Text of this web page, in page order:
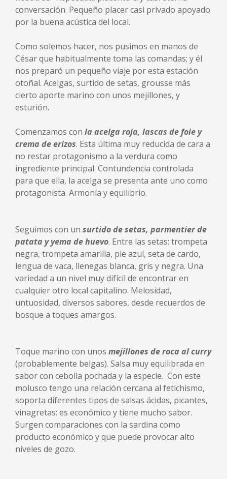
conversación. Pequeño placer casi privado apoyado
por la buena acústica del local.
Como solemos hacer, nos pusimos en manos de
César que habitualmente toma las comandas; y él
nos preparó un pequeño viaje por esta estación
otoñal. Acelgas, surtido de setas, grousse más
cierto aporte marino con unos mejillones, y
esturión.
Comenzamos con la acelga roja, lascas de foie y
crema de erizos. Esta última muy reducida de cara a
no restar protagonismo a la verdura como
ingrediente principal. Contundencia controlada
para que ella, la acelga se presenta ante uno como
protagonista. Armonía y equilibrio.
Seguimos con un surtido de setas, parmentier de
patata y yema de huevo. Entre las setas: trompeta
negra, trompeta amarilla, pie azul, seta de cardo,
lengua de vaca, llenegas blanca, gris y negra. Una
variedad a un nivel muy difícil de encontrar en
cualquier otro local capitalino. Melosidad,
untuosidad, diversos sabores, desde recuerdos de
bosque a toques amargos.
Toque marino con unos mejillones de roca al curry
(probablemente belgas). Salsa muy equilibrada en
sabor con cebolla pochada y la especie. Con este
molusco tengo una relación cercana al fetichismo,
soporta diferentes tipos de salsas ácidas, picantes,
vinagretas: es económico y tiene mucho sabor.
Surgen comparaciones con la sardina como
producto económico y que puede provocar alto
niveles de gozo.